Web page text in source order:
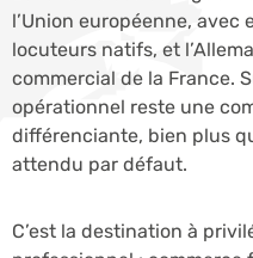
l’Union européenne, avec
locuteurs natifs, et
commercial de la France.
opérationnel reste une
différenciante, bien plus
attendu par défaut.
C’est la destination à